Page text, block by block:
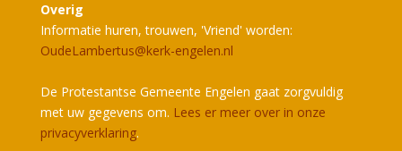
Overig
Informatie huren, trouwen, 'Vriend' worden:
OudeLambertus@kerk-engelen.nl
De Protestantse Gemeente Engelen gaat zorgvuldig
met uw gegevens om. Lees er meer over in onze
privacyverklaring.